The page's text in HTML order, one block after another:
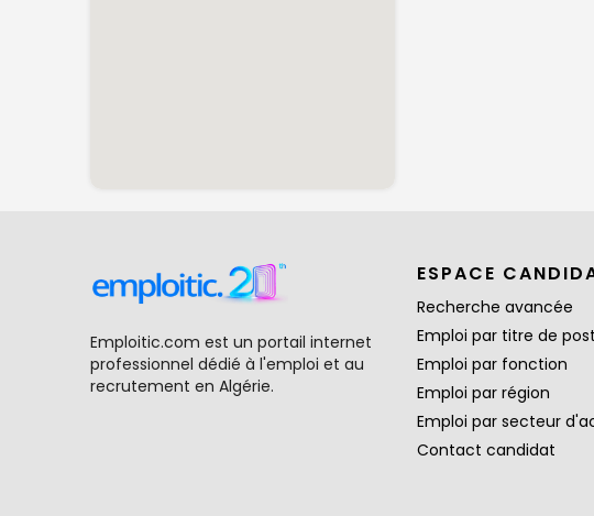
Emploitic.com est un portail internet
professionnel dédié à l'emploi et au
recrutement en Algérie.
ESPACE
Recherche avancée
Emploi par titre de
Emploi par fonction
Emploi par région
Emploi par secteur
Contact candidat